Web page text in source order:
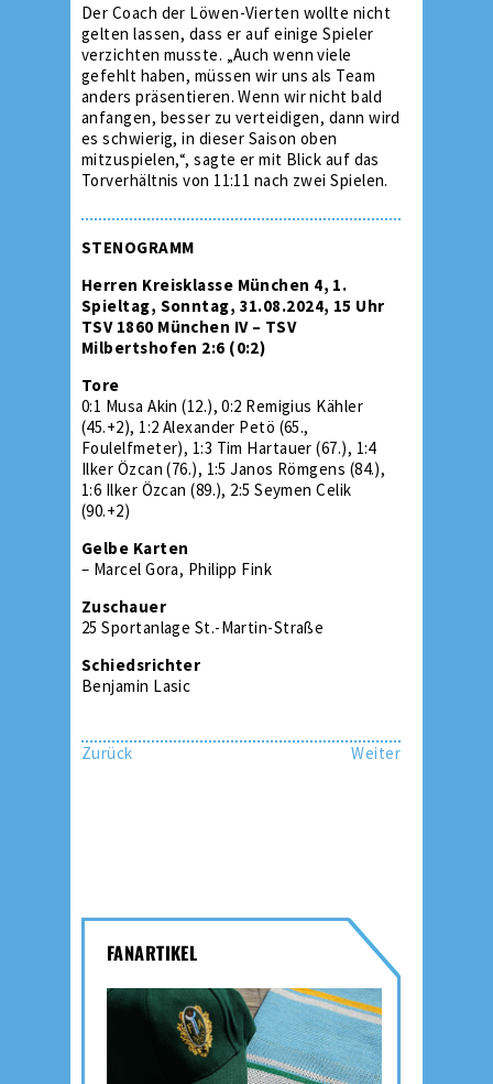
Der Coach der Löwen-Vierten wollte nicht
gelten lassen, dass er auf einige Spieler
verzichten musste. „Auch wenn viele
gefehlt haben, müssen wir uns als Team
anders präsentieren. Wenn wir nicht bald
anfangen, besser zu verteidigen, dann wird
es schwierig, in dieser Saison oben
mitzuspielen,“, sagte er mit Blick auf das
Torverhältnis von 11:11 nach zwei Spielen.
STENOGRAMM
Herren Kreisklasse München 4, 1.
Spieltag, Sonntag, 31.08.2024, 15 Uhr
TSV 1860 München IV – TSV
Milbertshofen 2:6 (0:2)
Tore
0:1 Musa Akin (12.), 0:2 Remigius Kähler
(45.+2), 1:2 Alexander Petö (65.,
Foulelfmeter), 1:3 Tim Hartauer (67.), 1:4
Ilker Özcan (76.), 1:5 Janos Römgens (84.),
1:6 Ilker Özcan (89.), 2:5 Seymen Celik
(90.+2)
Gelbe Karten
– Marcel Gora, Philipp Fink
Zuschauer
25 Sportanlage St.-Martin-Straße
Schiedsrichter
Benjamin Lasic
Zurück Weiter
FANARTIKEL